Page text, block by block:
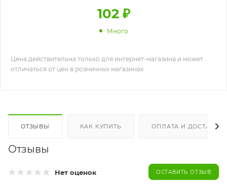
102₽
Много
Цена действительна только для интернет-магазина и может
отличаться от цен в розничных магазинах
ОТЗЫВЫ КАК КУПИТЬ ОПЛАТА И ДОСТАВКА
Отзывы
Нет оценок ОСТАВИТЬ ОТЗЫВ